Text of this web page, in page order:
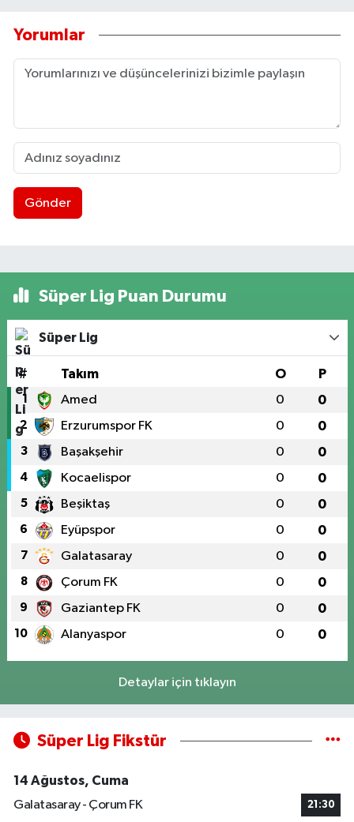
Yorumlar
Gönder
Süper Lig Puan Durumu
Süper Lig
# Takım O P
1 Amed 0 0
2 Erzurumspor FK 0 0
3 Başakşehir 0 0
4 Kocaelispor 0 0
5 Beşiktaş 0 0
6 Eyüpspor 0 0
7 Galatasaray 0 0
8 Çorum FK 0 0
9 Gaziantep FK 0 0
10 Alanyaspor 0 0
Detaylar için tıklayın
Süper Lig Fikstür
14 Ağustos, Cuma
Galatasaray - Çorum FK
21:30